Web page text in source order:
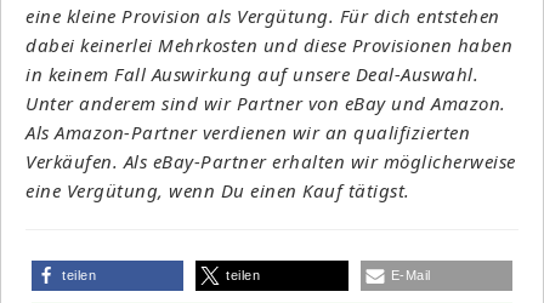
eine kleine Provision als Vergütung. Für dich entstehen
dabei keinerlei Mehrkosten und diese Provisionen haben
in keinem Fall Auswirkung auf unsere Deal-Auswahl.
Unter anderem sind wir Partner von eBay und Amazon.
Als Amazon-Partner verdienen wir an qualifizierten
Verkäufen. Als eBay-Partner erhalten wir möglicherweise
eine Vergütung, wenn Du einen Kauf tätigst.
teilen teilen E-Mail